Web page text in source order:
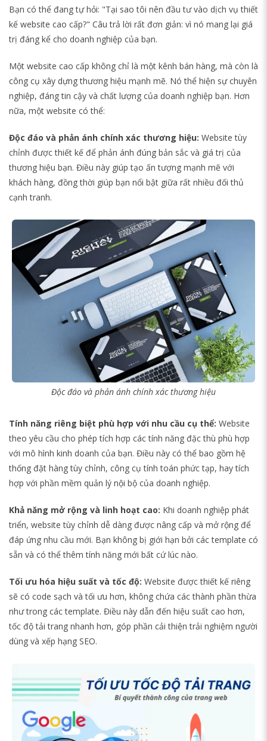
Bạn có thể đang tự hỏi: "Tại sao tôi nên đầu tư vào dịch vụ thiết
kế website cao cấp?" Câu trả lời rất đơn giản: vì nó mang lại giá
trị đáng kể cho doanh nghiệp của bạn.
Một website cao cấp không chỉ là một kênh bán hàng, mà còn là
công cụ xây dựng thương hiệu mạnh mẽ. Nó thể hiện sự chuyên
nghiệp, đáng tin cậy và chất lượng của doanh nghiệp bạn. Hơn
nữa, một website có thể:
Độc đáo và phản ánh chính xác thương hiệu: Website tùy
chỉnh được thiết kế để phản ánh đúng bản sắc và giá trị của
thương hiệu bạn. Điều này giúp tạo ấn tượng mạnh mẽ với
khách hàng, đồng thời giúp bạn nổi bật giữa rất nhiều đối thủ
cạnh tranh.
Độc đáo và phản ánh chính xác thương hiệu
Tính năng riêng biệt phù hợp với nhu cầu cụ thể: Website
theo yêu cầu cho phép tích hợp các tính năng đặc thù phù hợp
với mô hình kinh doanh của bạn. Điều này có thể bao gồm hệ
thống đặt hàng tùy chỉnh, công cụ tính toán phức tạp, hay tích
hợp với phần mềm quản lý nội bộ của doanh nghiệp.
Khả năng mở rộng và linh hoạt cao: Khi doanh nghiệp phát
triển, website tùy chỉnh dễ dàng được nâng cấp và mở rộng để
đáp ứng nhu cầu mới. Bạn không bị giới hạn bởi các template có
sẵn và có thể thêm tính năng mới bất cứ lúc nào.
Tối ưu hóa hiệu suất và tốc độ: Website được thiết kế riêng
sẽ có code sạch và tối ưu hơn, không chứa các thành phần thừa
như trong các template. Điều này dẫn đến hiệu suất cao hơn,
tốc độ tải trang nhanh hơn, góp phần cải thiện trải nghiệm người
dùng và xếp hạng SEO.